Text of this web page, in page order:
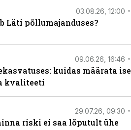
03.08.26, 12:00
Läti põllumajanduses?
09.06.26, 16:46
kuidas määrata ise
kvaliteeti
29.07.26, 09:30
riski ei saa lõputult ühe